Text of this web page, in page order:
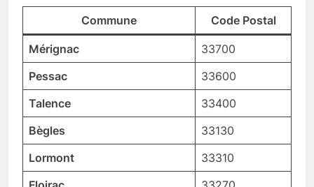
Commune Code Postal
Mérignac
33700
Pessac
33600
Talence
33400
Bègles
33130
Lormont
33310